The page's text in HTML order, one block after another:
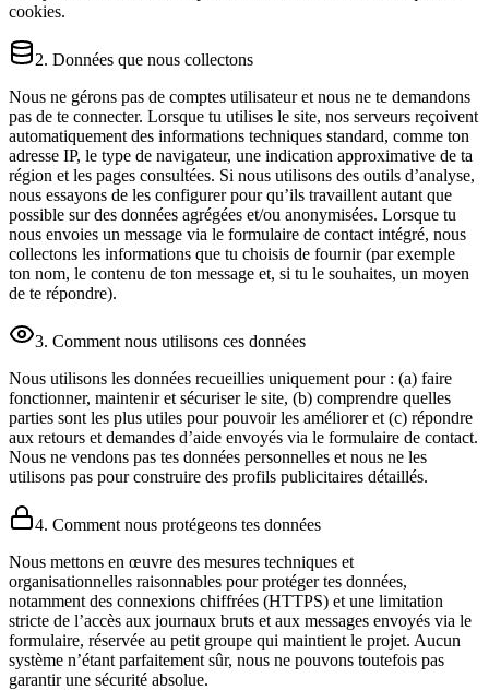
cookies.
2. Données que nous collectons
Nous ne gérons pas de comptes utilisateur et nous ne te demandons
pas de te connecter. Lorsque tu utilises le site, nos serveurs reçoivent
automatiquement des informations techniques standard, comme ton
adresse IP, le type de navigateur, une indication approximative de ta
région et les pages consultées. Si nous utilisons des outils d’analyse,
nous essayons de les configurer pour qu’ils travaillent autant que
possible sur des données agrégées et/ou anonymisées. Lorsque tu
nous envoies un message via le formulaire de contact intégré, nous
collectons les informations que tu choisis de fournir (par exemple
ton nom, le contenu de ton message et, si tu le souhaites, un moyen
de te répondre).
3. Comment nous utilisons ces données
Nous utilisons les données recueillies uniquement pour : (a) faire
fonctionner, maintenir et sécuriser le site, (b) comprendre quelles
parties sont les plus utiles pour pouvoir les améliorer et (c) répondre
aux retours et demandes d’aide envoyés via le formulaire de contact.
Nous ne vendons pas tes données personnelles et nous ne les
utilisons pas pour construire des profils publicitaires détaillés.
4. Comment nous protégeons tes données
Nous mettons en œuvre des mesures techniques et
organisationnelles raisonnables pour protéger tes données,
notamment des connexions chiffrées (HTTPS) et une limitation
stricte de l’accès aux journaux bruts et aux messages envoyés via le
formulaire, réservée au petit groupe qui maintient le projet. Aucun
système n’étant parfaitement sûr, nous ne pouvons toutefois pas
garantir une sécurité absolue.